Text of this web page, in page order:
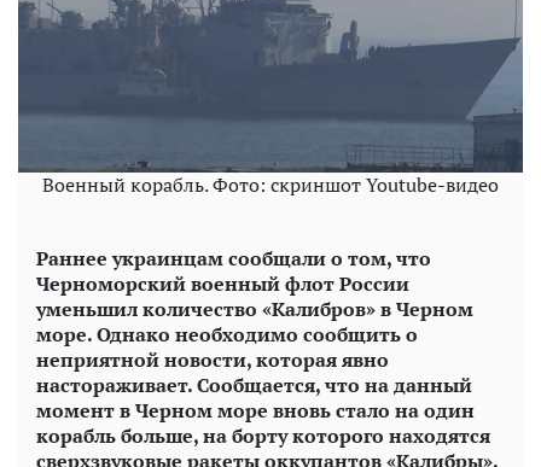
Военный корабль. Фото: скриншот Youtube-видео
Раннее украинцам сообщали о том, что
Черноморский военный флот России
уменьшил количество «Калибров» в Черном
море. Однако необходимо сообщить о
неприятной новости, которая явно
настораживает. Сообщается, что на данный
момент в Черном море вновь стало на один
корабль больше, на борту которого находятся
сверхзвуковые ракеты оккупантов «Калибры».